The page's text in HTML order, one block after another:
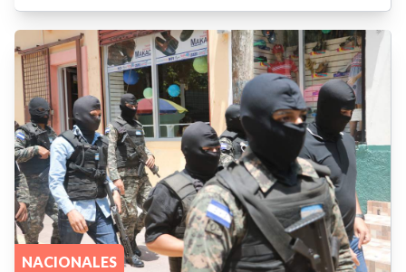
NACIONALES